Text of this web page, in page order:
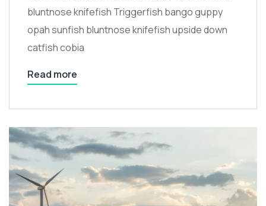
bluntnose knifefish Triggerfish bango guppy
opah sunfish bluntnose knifefish upside down
catfish cobia
Read more